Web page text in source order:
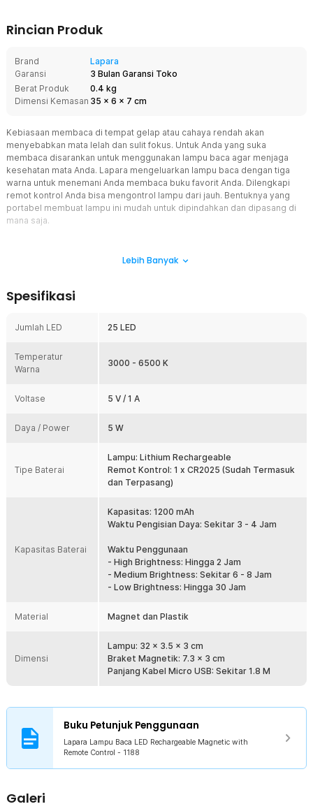
Rincian Produk
Brand
Lapara
Garansi
3 Bulan Garansi Toko
Berat Produk
0.4 kg
Dimensi Kemasan 35 x 6 x 7 cm
Kebiasaan membaca di tempat gelap atau cahaya rendah akan
menyebabkan mata lelah dan sulit fokus. Untuk Anda yang suka
membaca disarankan untuk menggunakan lampu baca agar menjaga
kesehatan mata Anda. Lapara mengeluarkan lampu baca dengan tiga
warna untuk menemani Anda membaca buku favorit Anda. Dilengkapi
remot kontrol Anda bisa mengontrol lampu dari jauh. Bentuknya yang
portabel membuat lampu ini mudah untuk dipindahkan dan dipasang di
mana saja.
saat membaca, hal tersebut tergantung pada kemampuan mata.
dengan kebutuhan. Caranya dengan menekan tombol power
natural white, dan white. Terdapat 10 level kecerahan mulai dari 10%
hingga 100%.
mengatur kecerahan dan warna lampu dari jauh tanpa perlu
Portabel Sehingga Mudah Dipindahkan
Bagian belakang lampu dilengkapi dengan magnet yang akan
menempel di berbagai permukaan magnet. Jika Anda ingin
menempelkan base ke permukaan dengan menggunakan lem
adhesive. Tempel di meja belajar agar tulisan terlihat jelas dan
untuk melepaskannya dan meletakkan di kamar, meja rias, hingga
Rincian yang Anda dapatkan untuk pembelian produk ini:
1 x Braket Magnetik
1 x Remot Kontrol
1 x Kabel Micro USB
Lebih Banyak
Spesifikasi
Jumlah LED 25 LED
Temperatur
Warna
3000 - 6500 K
Voltase 5 V / 1 A
Daya / Power 5 W
Tipe Baterai
Lampu: Lithium Rechargeable
Remot Kontrol: 1 x CR2025 (Sudah Termasuk
dan Terpasang)
Kapasitas Baterai
Kapasitas: 1200 mAh
Waktu Pengisian Daya: Sekitar 3 - 4 Jam
Waktu Penggunaan
- High Brightness: Hingga 2 Jam
- Medium Brightness: Sekitar 6 - 8 Jam
- Low Brightness: Hingga 30 Jam
Material Magnet dan Plastik
Dimensi
Lampu: 32 x 3.5 x 3 cm
Braket Magnetik: 7.3 x 3 cm
Panjang Kabel Micro USB: Sekitar 1.8 M
Buku Petunjuk Penggunaan
Lapara Lampu Baca LED Rechargeable Magnetic with
Remote Control - 1188
Galeri